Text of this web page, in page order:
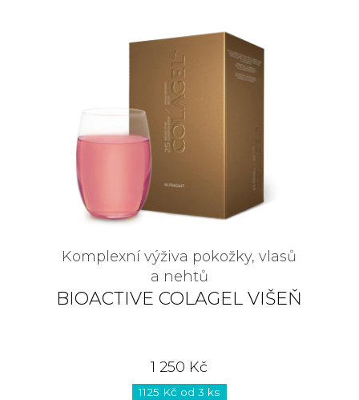
Komplexní výživa pokožky, vlasů
a nehtů
BIOACTIVE COLAGEL VIŠEŇ
1 250 Kč
1125 Kč od 3 ks